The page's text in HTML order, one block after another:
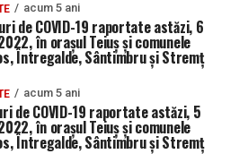
acum 5 ani
de COVID-19 raportate astăzi, 6
în orașul Teiuș și comunele
Întregalde, Sântimbru și Stremț
acum 5 ani
de COVID-19 raportate astăzi, 5
în orașul Teiuș și comunele
Întregalde, Sântimbru și Stremț